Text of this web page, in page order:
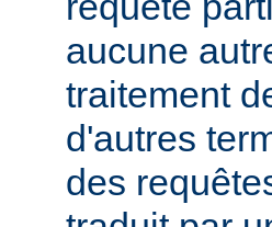
aucune
traitement
d'autres
des